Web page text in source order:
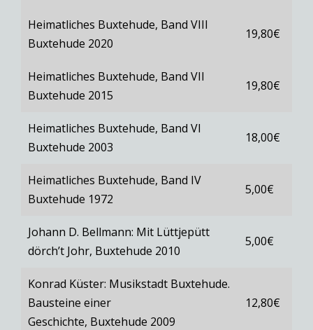
Heimatliches Buxtehude, Band VIII
Buxtehude 2020
19,80€
Heimatliches Buxtehude, Band VII
Buxtehude 2015
19,80€
Heimatliches Buxtehude, Band VI
Buxtehude 2003
18,00€
Heimatliches Buxtehude, Band IV
Buxtehude 1972
5,00€
Johann D. Bellmann: Mit Lüttjepütt
dörch’t Johr, Buxtehude 2010
5,00€
Konrad Küster: Musikstadt Buxtehude.
Bausteine einer
Geschichte, Buxtehude 2009
12,80€